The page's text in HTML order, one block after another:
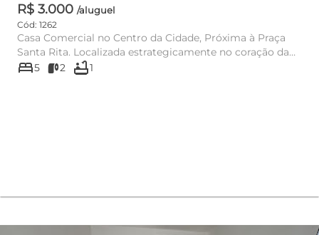
R$ 3.000 /aluguel
Cód: 1262
Casa Comercial no Centro da Cidade, Próxima à Praça
Santa Rita. Localizada estrategicamente no coração da
cidade,...
bed5 2 bathtub1